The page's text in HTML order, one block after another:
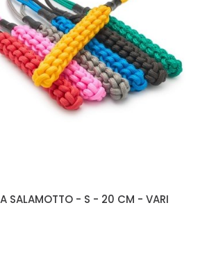
SALAMOTTO - S - 20 CM - VARI